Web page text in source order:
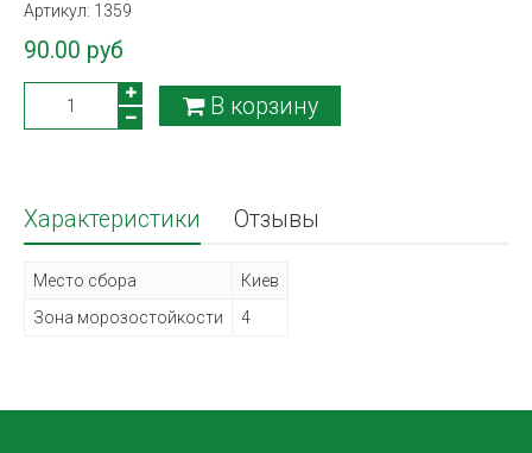
Артикул: 1359
90.00 руб
В корзину
Характеристики Отзывы
Место сбора
Киев
Зона морозостойкости
4